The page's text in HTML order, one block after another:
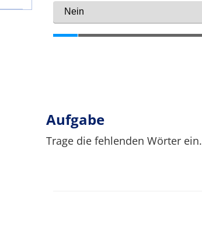
Aufgabe
Trage die fehlenden Wörter ein.